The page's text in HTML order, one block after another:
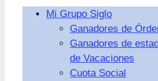
Mi Grupo Siglo
Ganadores de
Ganadores de
de Vacaciones
Cuota Social